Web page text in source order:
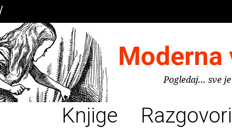
Moderna
Pogledaj... sve
Knjige Razgovori